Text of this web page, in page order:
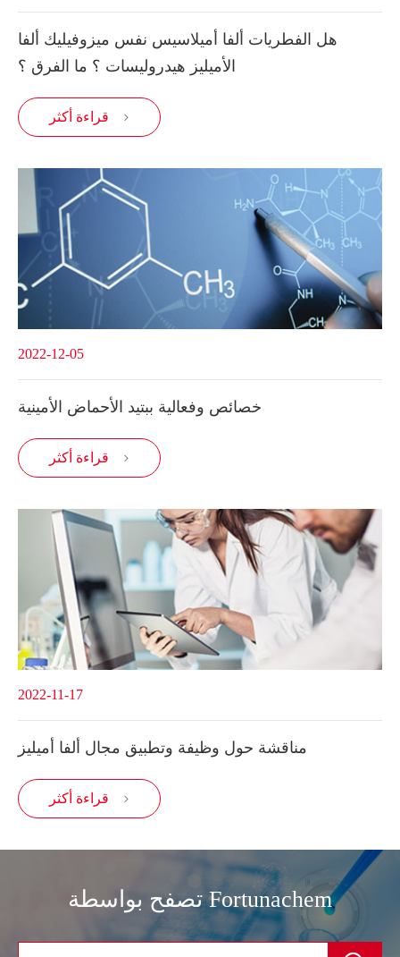
هل الفطريات ألفا أميلاسيس نفس ميزوفيليك ألفا
الأميليز هيدروليسات ؟ ما الفرق ؟
قراءة أكثر 
2022-12-05
خصائص وفعالية ببتيد الأحماض الأمينية
قراءة أكثر 
2022-11-17
مناقشة حول وظيفة وتطبيق مجال ألفا أميليز
قراءة أكثر 
تصفح بواسطة Fortunachem